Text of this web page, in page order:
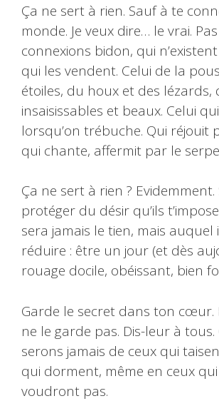
Ça ne sert à rien. Sauf à te
monde. Je veux dire… le vrai.
connexions bidon, qui
qui les vendent. Celui de la
étoiles, du houx et des lézards,
insaisissables et beaux. Celui
lorsqu’on trébuche. Qui réjouit
qui chante, affermit par le
Ça ne sert à rien ?
protéger du désir qu’ils
sera jamais le tien, mais auquel
réduire : être un jour (et dès
rouage docile, obéissant, bien
Garde le secret dans ton cœur.
ne le garde pas. Dis-leur à
serons jamais de ceux qui
qui dorment, même en ceux qui
voudront pas.